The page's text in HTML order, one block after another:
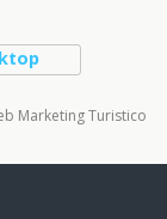
Marketing Turistico